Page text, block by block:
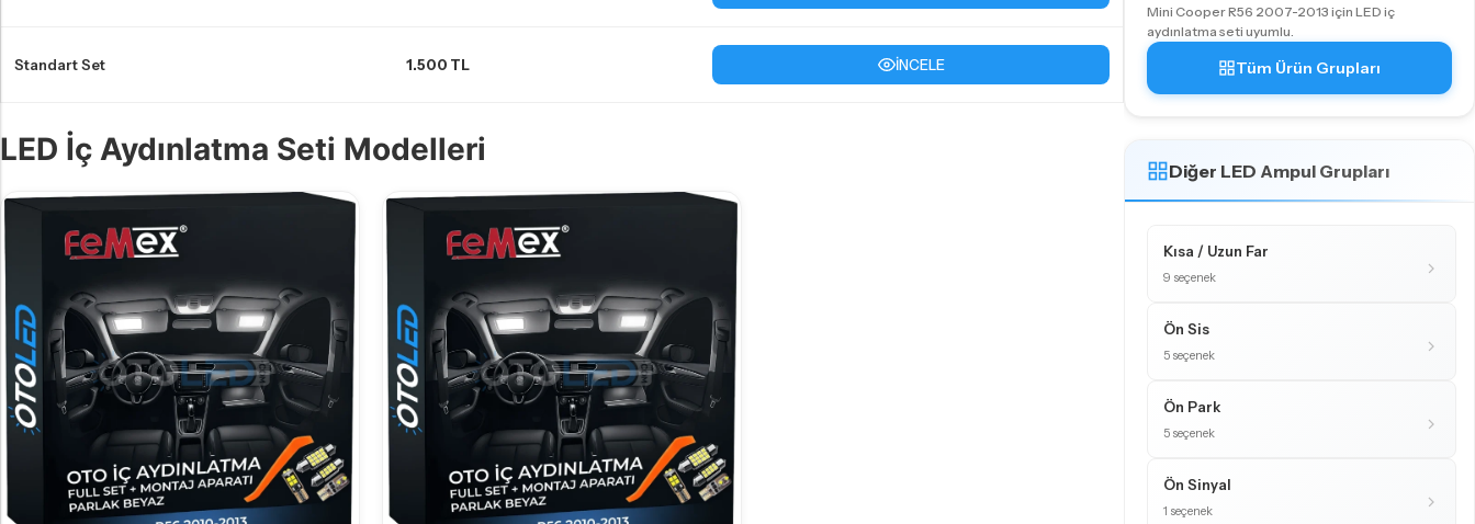
Standart Set 1.500 TL İNCELE
LED İç Aydınlatma Seti Modelleri
Mini Cooper R56 2007-2013 için LED iç
aydınlatma seti uyumlu.
Tüm Ürün Grupları
Diğer LED Ampul Grupları
Kısa / Uzun Far
9 seçenek
Ön Sis
5 seçenek
Ön Park
5 seçenek
Ön Sinyal
1 seçenek